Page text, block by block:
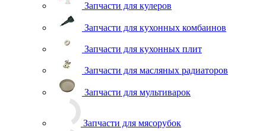
Запчасти для кулеров
Запчасти для кухонных комбаинов
Запчасти для кухонных плит
Запчасти для масляных радиаторов
Запчасти для мультиварок